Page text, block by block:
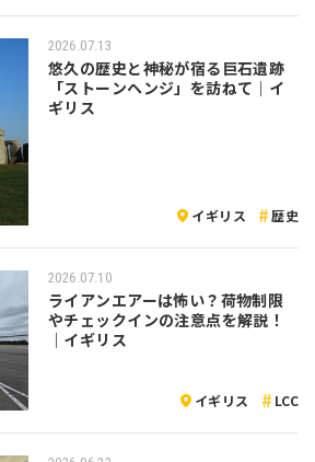
2026.07.13
悠久の歴史と神秘が宿る巨石遺跡
「ストーンヘンジ」を訪ねて｜イ
ギリス
イギリス 歴史
2026.07.10
ライアンエアーは怖い？荷物制限
やチェックインの注意点を解説！
｜イギリス
イギリス LCC